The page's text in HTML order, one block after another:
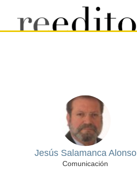
Jesús Salamanca Alonso
Comunicación